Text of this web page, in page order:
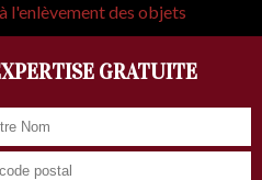
l'enlèvement des objets
GRATUITE